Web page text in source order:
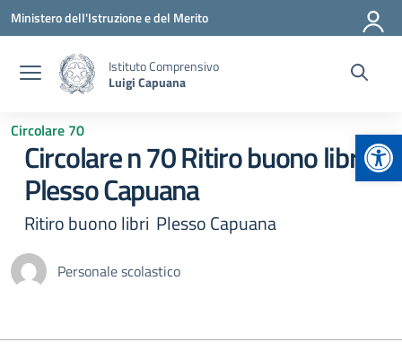
Vai ai contenuti
Vai al menu di navigazione
Vai al footer
Ministero dell'Istruzione e del Merito
Istituto Comprensivo
Luigi Capuana
Circolare 70
Circolare n 70 Ritiro buono libri
Plesso Capuana
Ritiro buono libri Plesso Capuana
Personale scolastico